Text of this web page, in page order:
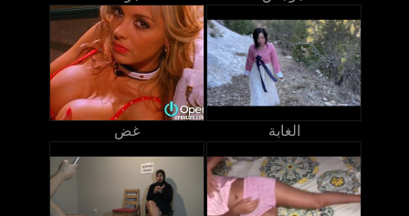
غض الغابة